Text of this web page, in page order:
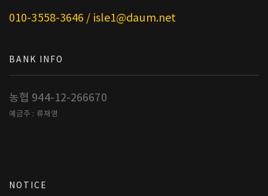
010-3558-3646 / isle1@daum.net
BANK INFO
농협 944-12-266670
예금주 : 류재영
NOTICE